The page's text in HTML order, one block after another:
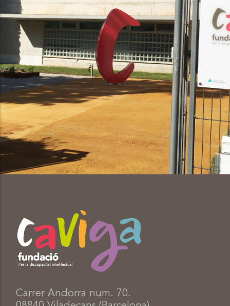
Carrer Andorra num. 70.